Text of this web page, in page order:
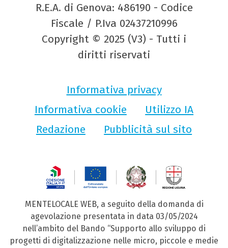
R.E.A. di Genova: 486190 - Codice
Fiscale / P.Iva 02437210996
Copyright © 2025 (V3) - Tutti i
diritti riservati
Informativa privacy
Informativa cookie
Utilizzo IA
Redazione
Pubblicità sul sito
MENTELOCALE WEB, a seguito della domanda di
agevolazione presentata in data 03/05/2024
nell’ambito del Bando “Supporto allo sviluppo di
progetti di digitalizzazione nelle micro, piccole e medie